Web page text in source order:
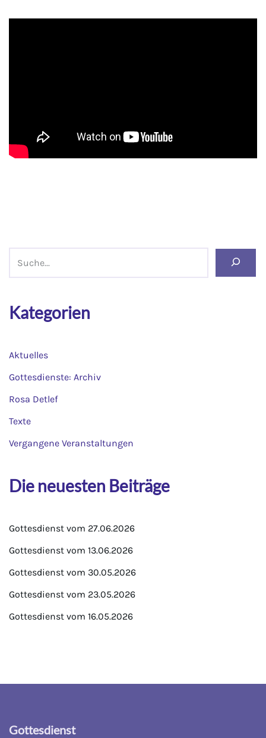
Kategorien
Aktuelles
Gottesdienste: Archiv
Rosa Detlef
Texte
Vergangene Veranstaltungen
Die neuesten Beiträge
Gottesdienst vom 27.06.2026
Gottesdienst vom 13.06.2026
Gottesdienst vom 30.05.2026
Gottesdienst vom 23.05.2026
Gottesdienst vom 16.05.2026
Gottesdienst